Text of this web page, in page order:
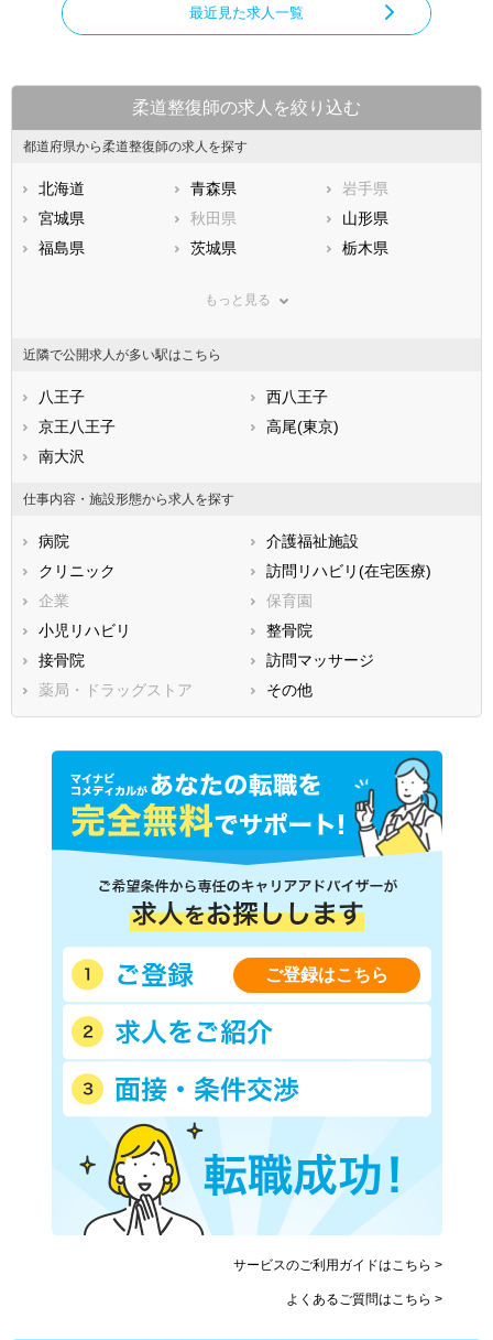
最近見た求人一覧
柔道整復師の求人を絞り込む
都道府県から柔道整復師の求人を探す
北海道 青森県
岩手県
宮城県
秋田県
山形県
福島県
茨城県
栃木県
神奈川県
石川県
福井県
静岡県
滋賀県
兵庫県
香川県
高知県
福岡県
長崎県
熊本県
鹿児島県
もっと見る
近隣で公開求人が多い駅はこちら
八王子
西八王子
京王八王子
高尾(東京)
南大沢
仕事内容・施設形態から求人を探す
病院
介護福祉施設
クリニック
訪問リハビリ(在宅医療)
企業
保育園
小児リハビリ
整骨院
接骨院
訪問マッサージ
薬局・ドラッグストア
その他
ご登録はこちら
サービスのご利用ガイドはこちら >
よくあるご質問はこちら >